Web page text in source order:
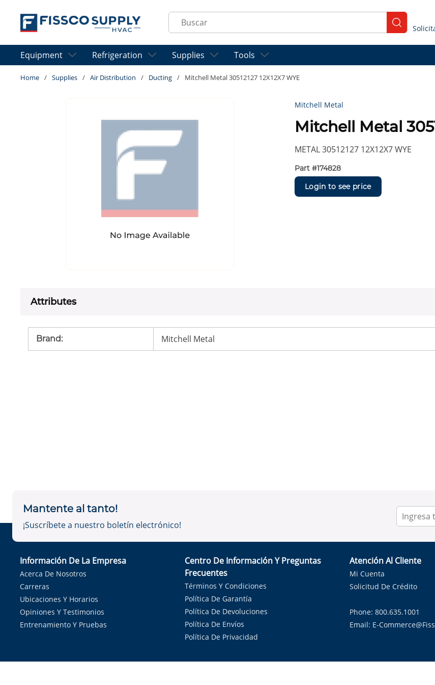
Skip to main content
Site Search
submit
Equipment Refrigeration Supplies Tools
Home / Supplies / Air Distribution / Ducting / Mitchell Metal 30512127 12X12X7 WYE
Mitchell Metal
Mitchell Metal
METAL 30512127 12X12X7 WYE
Part #174828
Login to see price
Attributes
Brand: Mitchell Metal
Mantente al tanto!
¡Suscríbete a nuestro boletín electrónico!
Información De La Empresa
Acerca De Nosotros
Carreras
Ubicaciones Y Horarios
Opiniones Y Testimonios
Entrenamiento Y Pruebas
Centro De Información Y Preguntas
Frecuentes
Términos Y Condiciones
Política De Garantía
Política De Devoluciones
Política De Envíos
Política De Privacidad
Atención Al Cliente
Mi Cuenta
Solicitud De Crédito
Phone: 800.635.1001
Email: E-